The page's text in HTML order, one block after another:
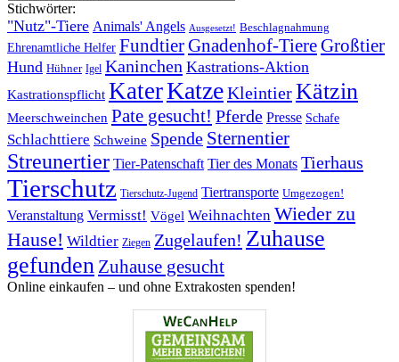
Stichwörter:
"Nutz"-Tiere Animals' Angels Ausgesetzt! Beschlagnahmung
Ehrenamtliche Helfer FundtierGnadenhof-TiereGroßtier
Hund Hühner Igel Kaninchen Kastrations-Aktion
Kastrationspflicht KaterKatzeKleintierKätzin
Meerschweinchen Pate gesucht! Pferde Presse Schafe
Schlachttiere Schweine Spende Sternentier
Streunertier Tier-Patenschaft Tier des Monats Tierhaus
Tierschutz Tierschutz-Jugend Tiertransporte Umgezogen!
Veranstaltung Vermisst! Vögel Weihnachten Wieder zu
Hause! Wildtier Ziegen Zugelaufen! Zuhause
gefunden Zuhause gesucht
Online einkaufen – ­und ohne Extrakosten spenden!